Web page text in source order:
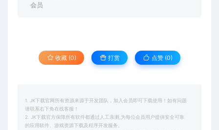
会员
收藏 (0) 打赏 点赞 (0)
1. JK下载官网所有资源来源于开发团队，加入会员即可下载使用！如有问题
请联系右下角在线客服！
2. JK下载官方保障所有软件都通过人工亲测,为每位会员用户提供安全可靠
的应用软件、游戏资源下载及程序开发服务。